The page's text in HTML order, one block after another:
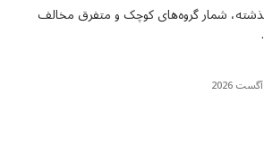
شمار گروه‌های کوچک و متفرق مخالف